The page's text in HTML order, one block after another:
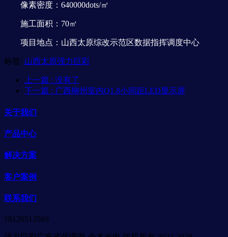
像素密度：640000dots/㎡
施工面积：70㎡
项目地点：山西太原综改示范区数据指挥调度中心
标签: 山西太原强力巨彩
上一篇 : 没有了
下一篇 : 广西柳州室内Q1.8小间距LED显示屏
关于我们
产品中心
解决方案
客户案例
联系我们
18126513569